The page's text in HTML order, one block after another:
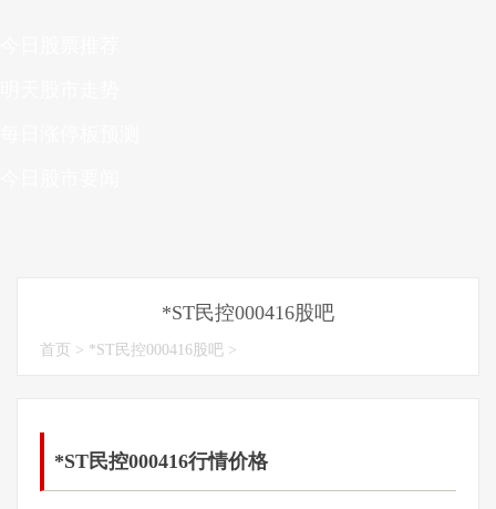
*ST民控000416股吧
首页 > *ST民控000416股吧 >
*ST民控000416行情价格